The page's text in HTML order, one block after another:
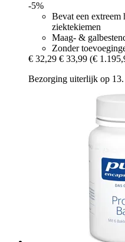
-5%
Bevat een extreem
ziektekiemen
Maag- &
Zonder
€ 32,29 € 33,99 (€
Bezorging uiterlijk op 13.